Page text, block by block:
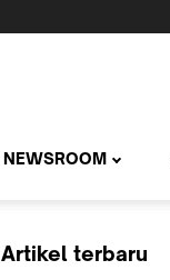
NEWSROOM
Artikel terbaru